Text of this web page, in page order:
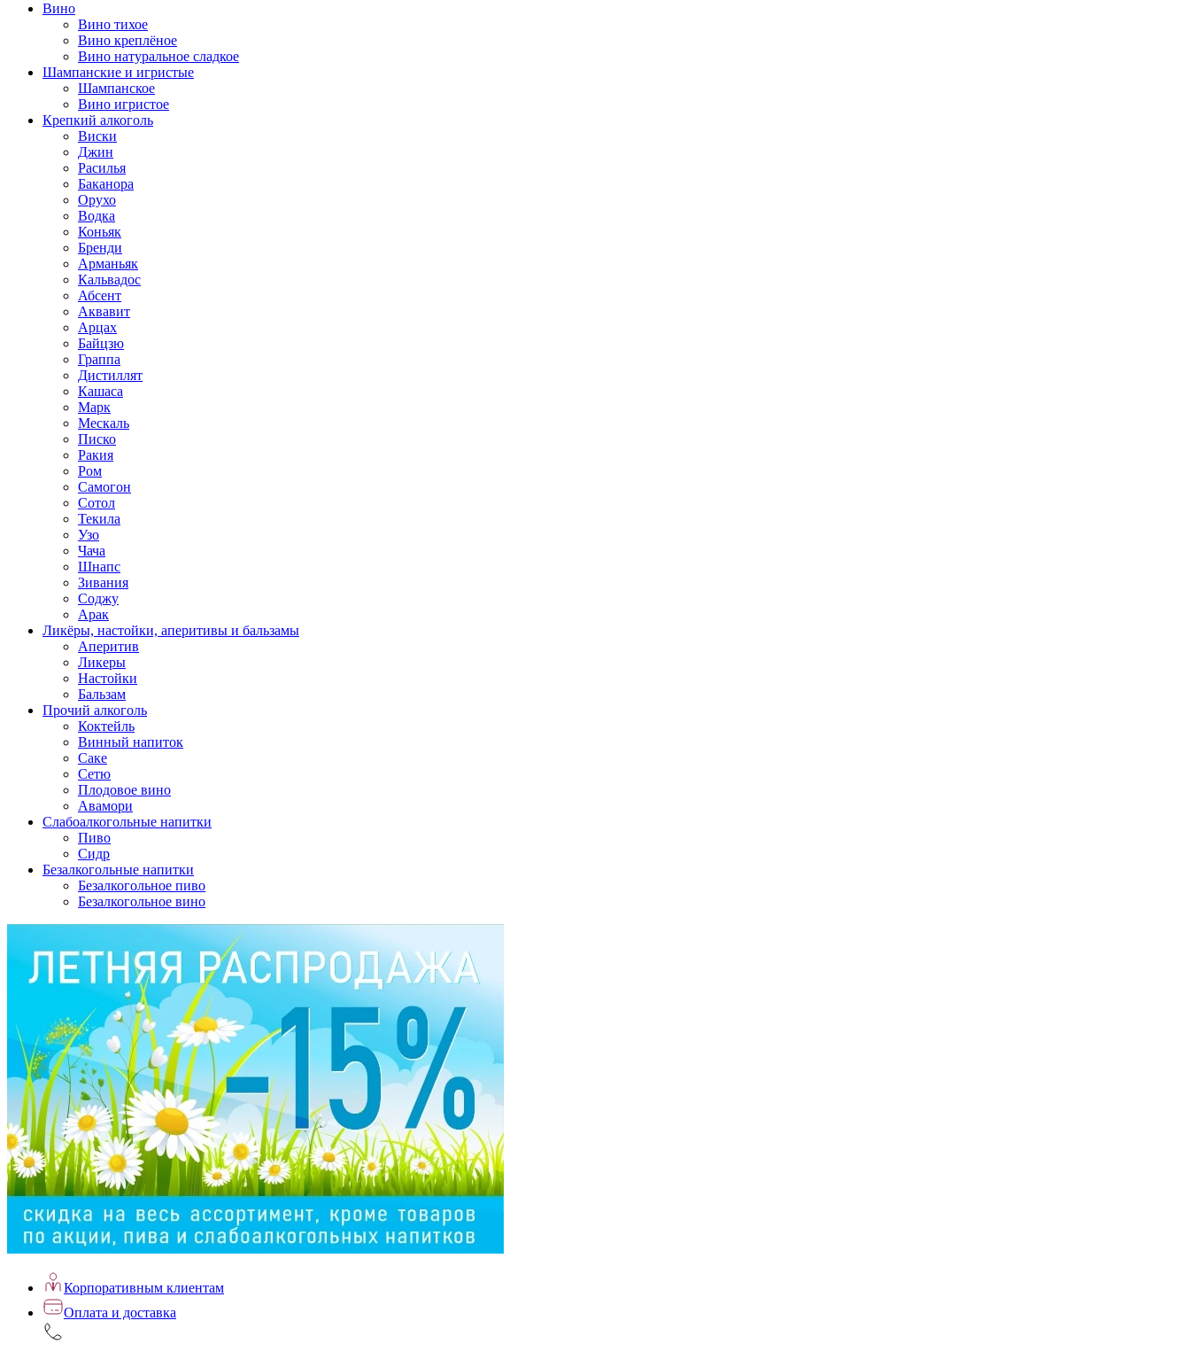
Вино
Вино тихое
Вино креплёное
Вино натуральное сладкое
Шампанские и игристые
Шампанское
Вино игристое
Крепкий алкоголь
Виски
Джин
Расилья
Баканора
Орухо
Водка
Коньяк
Бренди
Арманьяк
Кальвадос
Абсент
Аквавит
Арцах
Байцзю
Граппа
Дистиллят
Кашаса
Марк
Мескаль
Писко
Ракия
Ром
Самогон
Сотол
Текила
Узо
Чача
Шнапс
Зивания
Соджу
Арак
Ликёры, настойки, аперитивы и бальзамы
Аперитив
Ликеры
Настойки
Бальзам
Прочий алкоголь
Коктейль
Винный напиток
Саке
Сетю
Плодовое вино
Авамори
Слабоалкогольные напитки
Пиво
Сидр
Безалкогольные напитки
Безалкогольное пиво
Безалкогольное вино
Корпоративным клиентам
Оплата и доставка